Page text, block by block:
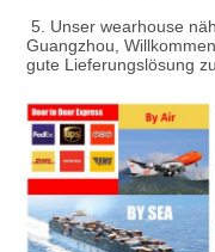
5. Unser wearhouse
Guangzhou,
gute Lieferungslösung